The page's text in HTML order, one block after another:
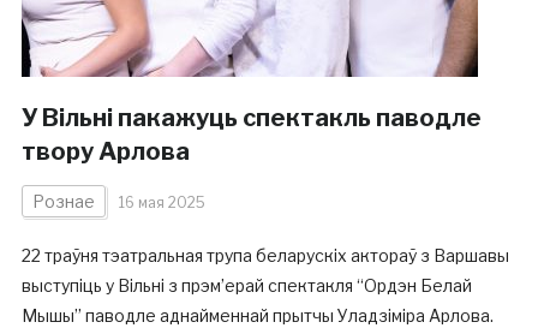
У Вільні пакажуць спектакль паводле
твору Арлова
Рознае 16 мая 2025
22 траўня тэатральная трупа беларускіх актораў з Варшавы
выступіць у Вільні з прэм’ерай спектакля “Ордэн Белай
Мышы” паводле аднайменнай прытчы Уладзіміра Арлова.